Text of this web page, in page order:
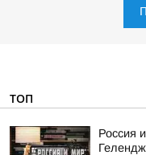
ТОП
Россия